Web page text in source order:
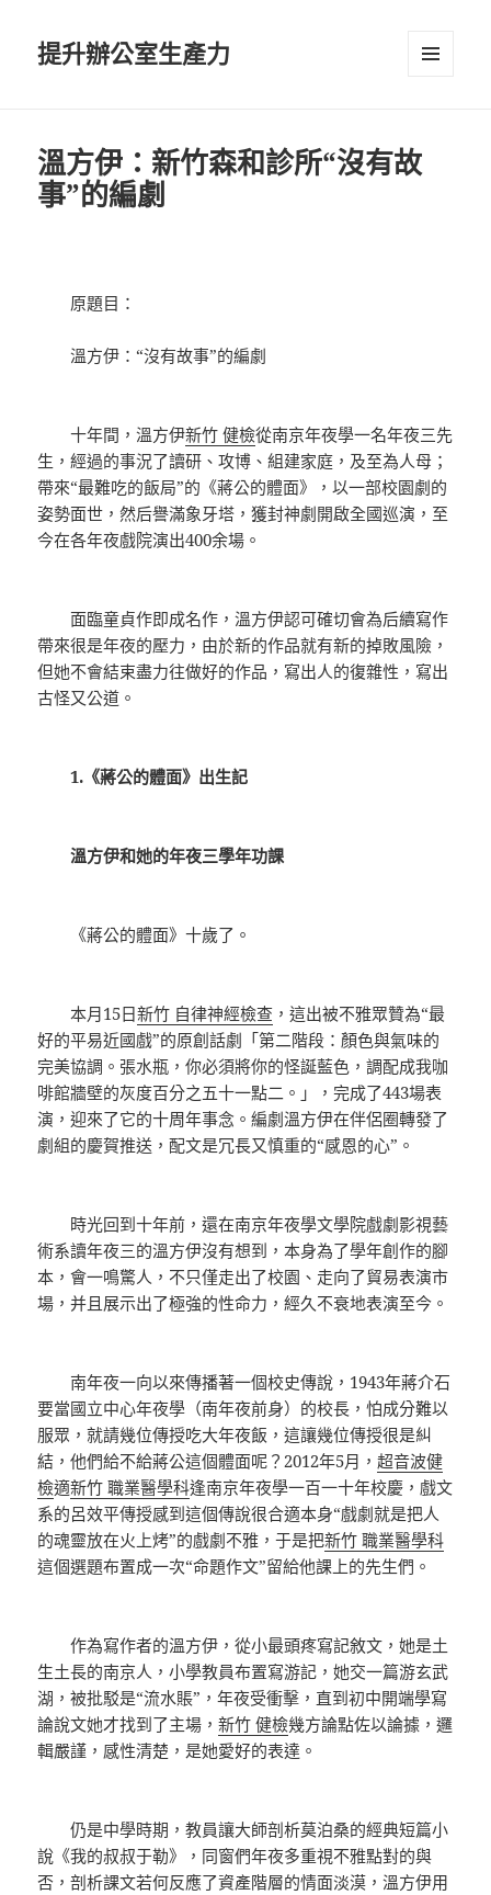
提升辦公室生產力
溫方伊：新竹森和診所“沒有故
事”的編劇
原題目：
溫方伊：“沒有故事”的編劇
十年間，溫方伊新竹 健檢從南京年夜學一名年夜三先
生，經過的事況了讀研、攻博、組建家庭，及至為人母；
帶來“最難吃的飯局”的《蔣公的體面》，以一部校園劇的
姿勢面世，然后譽滿象牙塔，獲封神劇開啟全國巡演，至
今在各年夜戲院演出400余場。
面臨童貞作即成名作，溫方伊認可確切會為后續寫作
帶來很是年夜的壓力，由於新的作品就有新的掉敗風險，
但她不會結束盡力往做好的作品，寫出人的復雜性，寫出
古怪又公道。
1.《蔣公的體面》出生記
溫方伊和她的年夜三學年功課
《蔣公的體面》十歲了。
本月15日新竹 自律神經檢查 ，這出被不雅眾贊為“最
好的平易近國戲”的原創話劇「第二階段：顏色與氣味的
完美協調。張水瓶，你必須將你的怪誕藍色，調配成我咖
啡館牆壁的灰度百分之五十一點二。」，完成了443場表
演，迎來了它的十周年事念。編劇溫方伊在伴侶圈轉發了
劇組的慶賀推送，配文是冗長又慎重的“感恩的心”。
時光回到十年前，還在南京年夜學文學院戲劇影視藝
術系讀年夜三的溫方伊沒有想到，本身為了學年創作的腳
本，會一鳴驚人，不只僅走出了校園、走向了貿易表演市
場，并且展示出了極強的性命力，經久不衰地表演至今。
南年夜一向以來傳播著一個校史傳說，1943年蔣介石
要當國立中心年夜學（南年夜前身）的校長，怕成分難以
服眾，就請幾位傳授吃大年夜飯，這讓幾位傳授很是糾
結，他們給不給蔣公這個體面呢？2012年5月，超音波健
檢適新竹 職業醫學科逢南京年夜學一百一十年校慶，戲文
系的呂效平傳授感到這個傳說很合適本身“戲劇就是把人
的魂靈放在火上烤”的戲劇不雅，于是把新竹 職業醫學科
這個選題布置成一次“命題作文”留給他課上的先生們。
作為寫作者的溫方伊，從小最頭疼寫記敘文，她是土
生土長的南京人，小學教員布置寫游記，她交一篇游玄武
湖，被批駁是“流水賬”，年夜受衝擊，直到初中開端學寫
論說文她才找到了主場，新竹 健檢幾方論點佐以論據，邏
輯嚴謹，感性清楚，是她愛好的表達。
仍是中學時期，教員讓大師剖析莫泊桑的經典短篇小
說《我的叔叔于勒》，同窗們年夜多重視不雅點對的與
否，剖析課文若何反應了資產階層的情面淡漠，溫方伊用